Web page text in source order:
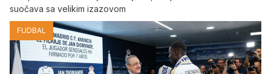
suočava sa velikim izazovom
FUDBAL